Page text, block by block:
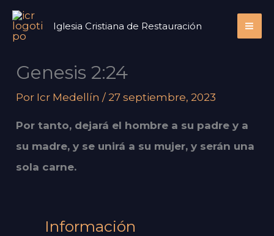
Iglesia Cristiana de Restauración
Genesis 2:24
Por Icr Medellín/ 27 septiembre, 2023
Por tanto, dejará el hombre a su padre y a
su madre, y se unirá a su mujer, y serán una
sola carne.
Información